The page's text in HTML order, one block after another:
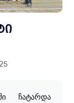
ჩატარდა